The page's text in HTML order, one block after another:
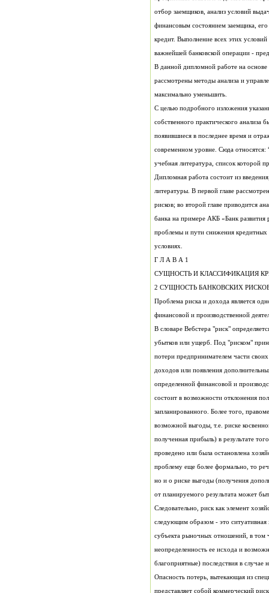
важнейшей банковской операции -
максимально уменьшить.
учебная литература, список которой
условиях.
Г Л А В А 1
СУЩНОСТЬ И КЛАССИФИКАЦИЯ
2 СУЩНОСТЬ БАНКОВСКИХ
финансовой и производственной
благоприятные) последствия в случае